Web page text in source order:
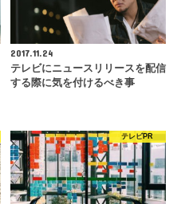
2017.11.24
テレビにニュースリリースを配信
する際に気を付けるべき事
テレビPR